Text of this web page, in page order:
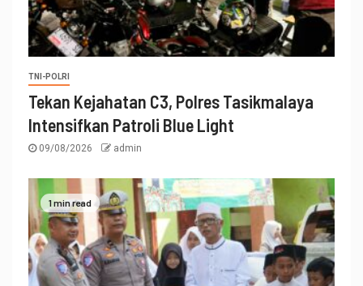
TNI-POLRI
Tekan Kejahatan C3, Polres Tasikmalaya
Intensifkan Patroli Blue Light
09/08/2026 admin
1 min read